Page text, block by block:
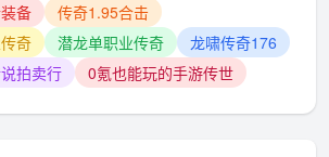
备
传奇1.95合击
奇
潜龙单职业传奇
龙啸传奇176
拍卖行
0氪也能玩的手游传世